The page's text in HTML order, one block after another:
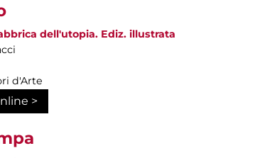
dell'utopia. Ediz. illustrata
d'Arte
>